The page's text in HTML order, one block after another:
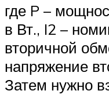
где P –
в Вт., I2 –
вторичной
напряжение
Затем нужно